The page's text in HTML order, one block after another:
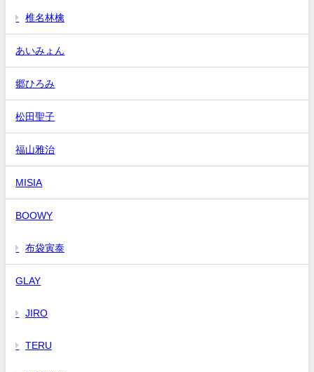
椎名林檎
あいみょん
郷ひろみ
松田聖子
福山雅治
MISIA
BOOWY
布袋寅泰
GLAY
JIRO
TERU